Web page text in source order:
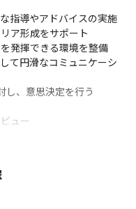
指導やアドバイスの実施
ア形成をサポート
発揮できる環境を整備
て円滑なコミュニケーシ
し、意思決定を行う
ュー
せ対応